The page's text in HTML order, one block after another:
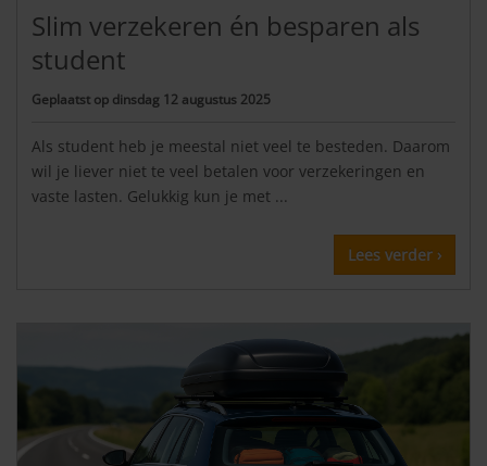
Slim verzekeren én besparen als
student
Geplaatst op dinsdag 12 augustus 2025
Als student heb je meestal niet veel te besteden. Daarom
wil je liever niet te veel betalen voor verzekeringen en
vaste lasten. Gelukkig kun je met ...
Lees verder ›